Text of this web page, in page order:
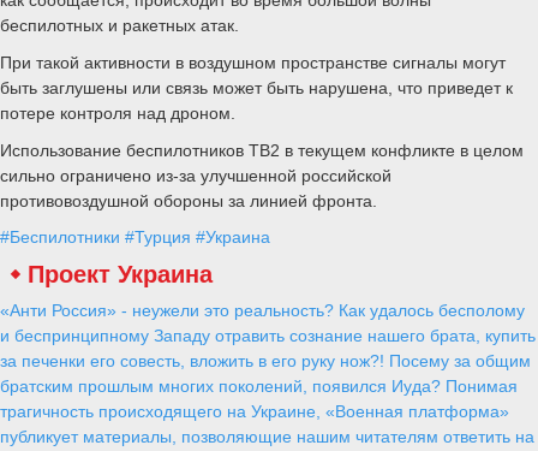
беспилотных и ракетных атак.
При такой активности в воздушном пространстве сигналы могут
быть заглушены или связь может быть нарушена, что приведет к
потере контроля над дроном.
Использование беспилотников TB2 в текущем конфликте в целом
сильно ограничено из-за улучшенной российской
противовоздушной обороны за линией фронта.
#Беспилотники #Турция #Украина
Проект Украина
«Анти Россия» - неужели это реальность? Как удалось бесполому
и беспринципному Западу отравить сознание нашего брата, купить
за печенки его совесть, вложить в его руку нож?! Посему за общим
братским прошлым многих поколений, появился Иуда? Понимая
трагичность происходящего на Украине, «Военная платформа»
публикует материалы, позволяющие нашим читателям ответить на